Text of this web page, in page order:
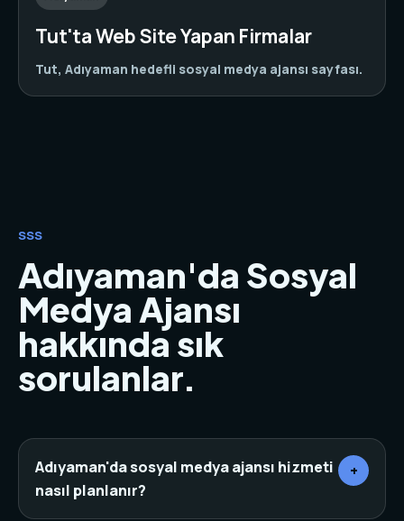
Tut'ta Web Site Yapan Firmalar
Tut, Adıyaman hedefli sosyal medya ajansı sayfası.
SSS
Adıyaman'da Sosyal
Medya Ajansı
hakkında sık
sorulanlar.
Adıyaman'da sosyal medya ajansı hizmeti
nasıl planlanır?
+